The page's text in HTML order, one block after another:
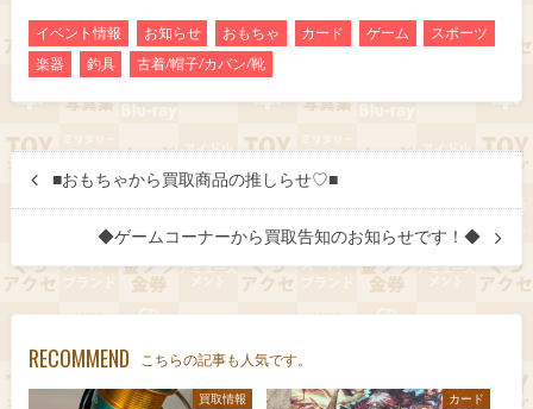
イベント情報 お知らせ おもちゃ カード ゲーム
スポーツ
楽器
釣具 古着/帽子/カバン/靴
■おもちゃから買取商品の推しらせ♡■
◆ゲームコーナーから買取告知のお知らせです！◆
RECOMMEND こちらの記事も人気です。
買取情報 カード